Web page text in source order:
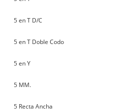
5 en T D/C
5 en T Doble Codo
5 en Y
5 MM.
5 Recta Ancha